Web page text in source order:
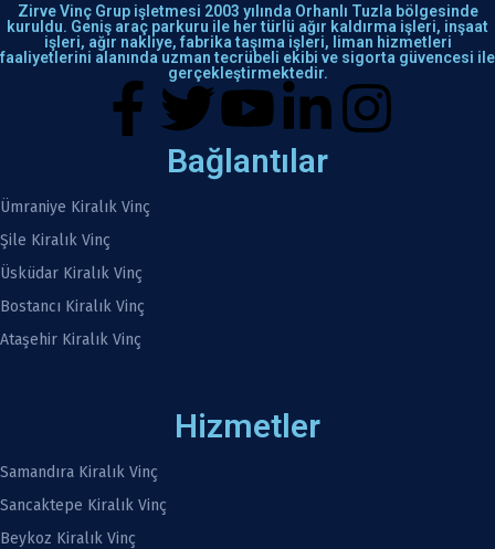
Zirve Vinç Grup işletmesi 2003 yılında Orhanlı Tuzla bölgesinde
kuruldu. Geniş araç parkuru ile her türlü ağır kaldırma işleri, inşaat
işleri, ağır nakliye, fabrika taşıma işleri, liman hizmetleri
faaliyetlerini alanında uzman tecrübeli ekibi ve sigorta güvencesi ile
gerçekleştirmektedir.
Bağlantılar
Ümraniye Kiralık Vinç
Şile Kiralık Vinç
Üsküdar Kiralık Vinç
Bostancı Kiralık Vinç
Ataşehir Kiralık Vinç
Hizmetler
Samandıra Kiralık Vinç
Sancaktepe Kiralık Vinç
Beykoz Kiralık Vinç